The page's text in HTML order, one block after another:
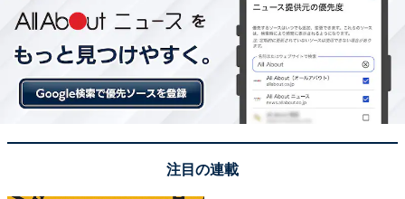
Signature M750MGR レギュラー グラファイト M750 国
注目の連載